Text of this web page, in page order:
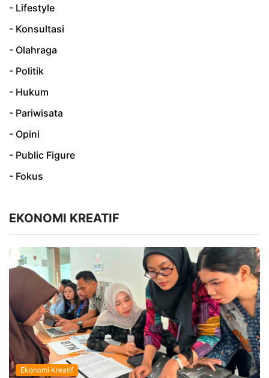
- Lifestyle
- Konsultasi
- Olahraga
- Politik
- Hukum
- Pariwisata
- Opini
- Public Figure
- Fokus
EKONOMI KREATIF
Ekonomi Kreatif